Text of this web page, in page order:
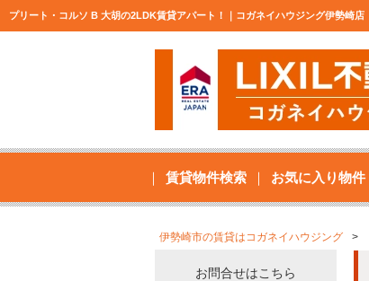
プリート・コルソ B 大胡の2LDK賃貸アパート！｜コガネイハウジング伊勢崎店
賃貸物件検索 お気に入り物件
伊勢崎市の賃貸はコガネイハウジング
お問合せはこちら